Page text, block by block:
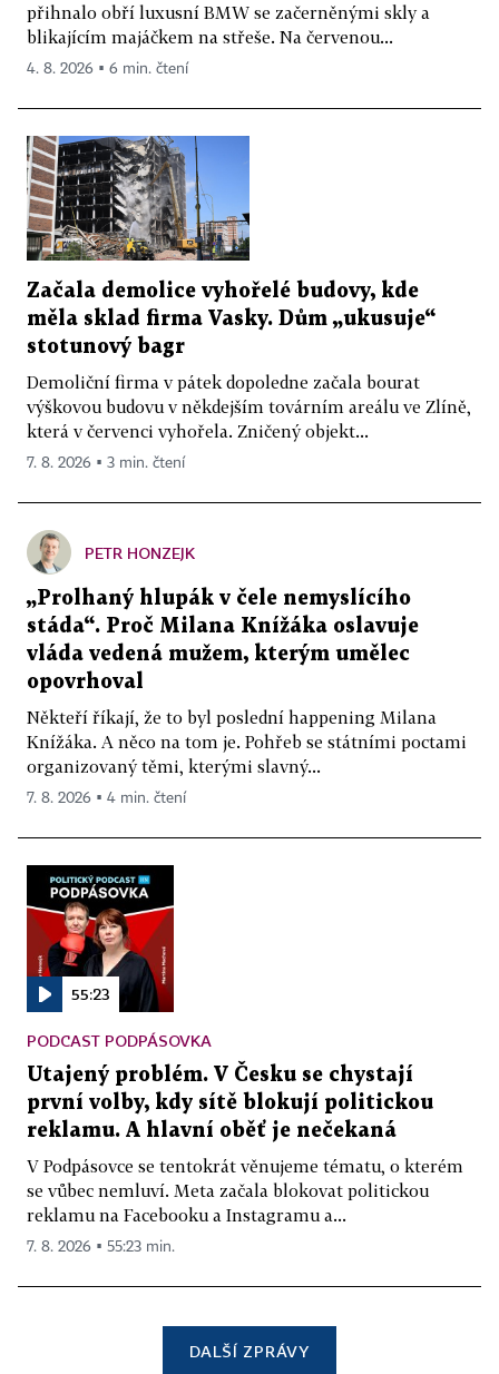
přihnalo obří luxusní BMW se začerněnými skly a
blikajícím majáčkem na střeše. Na červenou...
4. 8. 2026 ▪ 6 min. čtení
Začala demolice vyhořelé budovy, kde
měla sklad firma Vasky. Dům „ukusuje“
stotunový bagr
Demoliční firma v pátek dopoledne začala bourat
výškovou budovu v někdejším továrním areálu ve Zlíně,
která v červenci vyhořela. Zničený objekt...
7. 8. 2026 ▪ 3 min. čtení
PETR HONZEJK
„Prolhaný hlupák v čele nemyslícího
stáda“. Proč Milana Knížáka oslavuje
vláda vedená mužem, kterým umělec
opovrhoval
Někteří říkají, že to byl poslední happening Milana
Knížáka. A něco na tom je. Pohřeb se státními poctami
organizovaný těmi, kterými slavný...
7. 8. 2026 ▪ 4 min. čtení
55:23
PODCAST PODPÁSOVKA
Utajený problém. V Česku se chystají
první volby, kdy sítě blokují politickou
reklamu. A hlavní oběť je nečekaná
V Podpásovce se tentokrát věnujeme tématu, o kterém
se vůbec nemluví. Meta začala blokovat politickou
reklamu na Facebooku a Instagramu a...
7. 8. 2026 ▪ 55:23 min.
DALŠÍ ZPRÁVY